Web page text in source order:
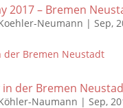
2017 – Bremen
Neumann | Sep,
in der Bremen
Naumann | Sep,